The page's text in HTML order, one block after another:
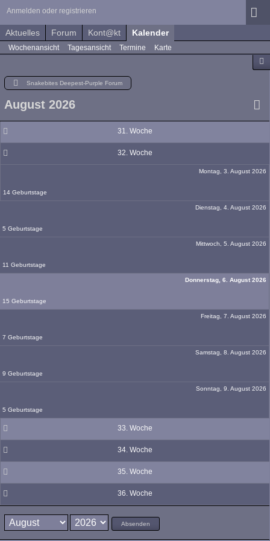
Anmelden oder registrieren
Aktuelles Forum Kont@kt Kalender
Wochenansicht Tagesansicht Termine Karte
Snakebites Deepest-Purple Forum
August 2026
31. Woche
32. Woche
Montag, 3. August 2026
14 Geburtstage
Dienstag, 4. August 2026
5 Geburtstage
Mittwoch, 5. August 2026
11 Geburtstage
Donnerstag, 6. August 2026
15 Geburtstage
Freitag, 7. August 2026
7 Geburtstage
Samstag, 8. August 2026
9 Geburtstage
Sonntag, 9. August 2026
5 Geburtstage
33. Woche
34. Woche
35. Woche
36. Woche
Absenden